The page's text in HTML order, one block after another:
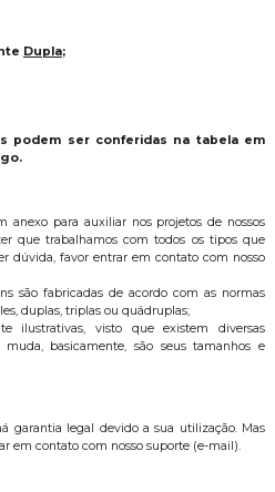
Dupla;
podem ser conferidas na tabela em
anexo para auxiliar nos projetos de nossos
que trabalhamos com todos os tipos que
dúvida, favor entrar em contato com nosso
são fabricadas de acordo com as normas
duplas, triplas ou quádruplas;
ilustrativas, visto que existem diversas
basicamente, são seus tamanhos e
garantia legal devido a sua utilização. Mas
em contato com nosso suporte (e-mail).